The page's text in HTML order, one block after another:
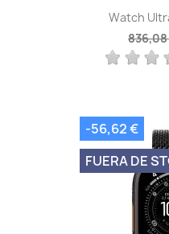
Watch
-56,62 €
FUERA DE